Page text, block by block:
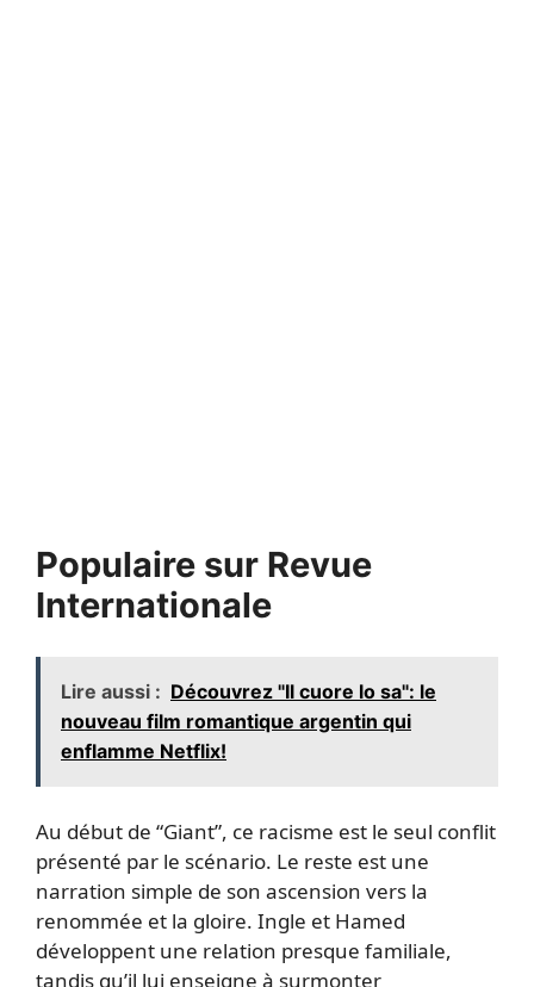
Populaire sur Revue
Internationale
Lire aussi : Découvrez "Il cuore lo sa": le
nouveau film romantique argentin qui
enflamme Netflix!
Au début de “Giant”, ce racisme est le seul conflit
présenté par le scénario. Le reste est une
narration simple de son ascension vers la
renommée et la gloire. Ingle et Hamed
développent une relation presque familiale,
tandis qu’il lui enseigne à surmonter